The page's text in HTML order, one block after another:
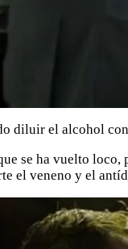
diluir el alcohol
se ha vuelto loco,
el veneno y el